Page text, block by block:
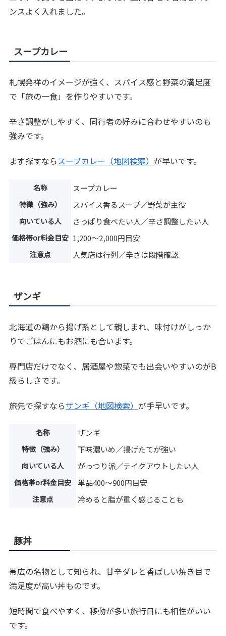
ンスよく入れました。
スープカレー
札幌発祥のイメージが強く、スパイス感と野菜の満足度
で「旅の一食」を作りやすいです。
辛さ調整がしやすく、同行者の好みに合わせやすいのも
強みです。
まず探すならスープカレー（地図検索）が早いです。
名称 スープカレー
特徴（強み） スパイス香るスープ／野菜が主役
向いている人 さっぱり食べたい人／辛さ調整したい人
価格帯or料金目安 1,200〜2,000円目安
注意点 人気店は行列／辛さは段階確認
ザンギ
北海道の鶏から揚げ系として親しまれ、味付けがしっか
りでごはんにもお酒にも合います。
専門店だけでなく、居酒屋や惣菜でも出会いやすいのがB
級らしさです。
旅先で探すならザンギ（地図検索）が手早いです。
名称 ザンギ
特徴（強み） 下味濃いめ／揚げたてが強い
向いている人 がっつり派／テイクアウトしたい人
価格帯or料金目安 単品400〜900円目安
注意点 冷めると脂が重く感じることも
豚丼
帯広の名物として知られ、甘辛ダレと香ばしい焼き目で
満足度が高い丼ものです。
短時間で食べやすく、移動が多い旅行日にも相性がいい
です。